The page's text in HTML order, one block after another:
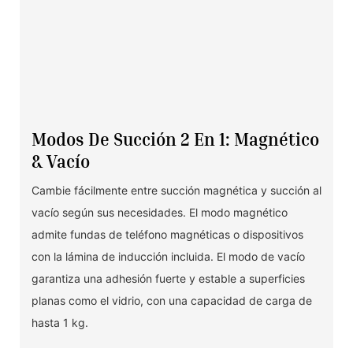
Modos De Succión 2 En 1: Magnético
& Vacío
Cambie fácilmente entre succión magnética y succión al
vacío según sus necesidades. El modo magnético
admite fundas de teléfono magnéticas o dispositivos
con la lámina de inducción incluida. El modo de vacío
garantiza una adhesión fuerte y estable a superficies
planas como el vidrio, con una capacidad de carga de
hasta 1 kg.